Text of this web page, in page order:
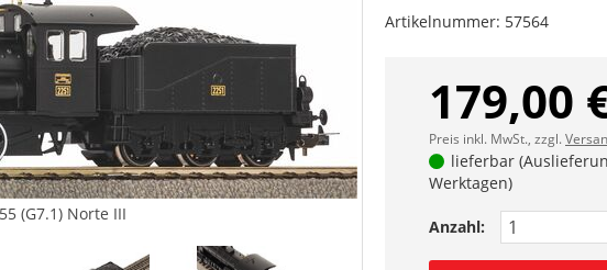
(G7.1) Norte III
Artikelnummer: 57564
179,00
Preis inkl. MwSt., zzgl.
lieferbar
Werktagen)
Anzahl: